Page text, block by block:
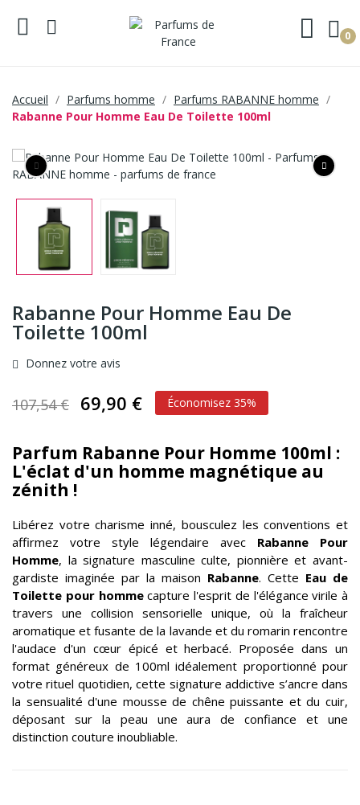
0
Accueil Parfums homme
Parfums RABANNE homme
Rabanne Pour Homme Eau De Toilette 100ml
Rabanne Pour Homme Eau De
Toilette 100ml
Donnez votre avis
107,54 € 69,90 € Économisez 35%
Parfum Rabanne Pour Homme 100ml :
L'éclat d'un homme magnétique au
zénith !
Libérez votre charisme inné, bousculez les conventions et
affirmez votre style légendaire avec Rabanne Pour
Homme, la signature masculine culte, pionnière et avant-
gardiste imaginée par la maison Rabanne. Cette Eau de
Toilette pour hommecapture l'esprit de l'élégance virile à
travers une collision sensorielle unique, où la fraîcheur
aromatique et fusante de la lavande et du romarin rencontre
l'audace d'un cœur épicé et herbacé. Proposée dans un
format généreux de 100ml idéalement proportionné pour
votre rituel quotidien, cette signature addictive s’ancre dans
la sensualité d'une mousse de chêne puissante et du cuir,
déposant sur la peau une aura de confiance et une
distinction couture inoubliable.